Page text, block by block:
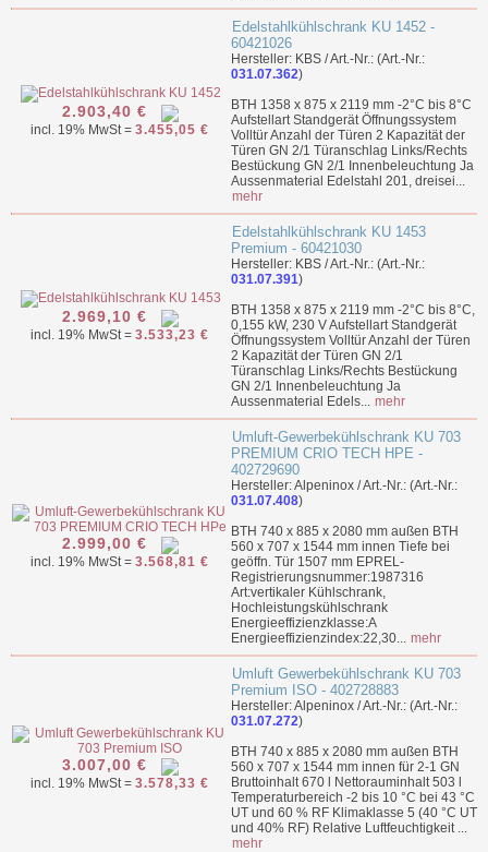
2.903,40 €
incl. 19% MwSt = 3.455,05 €
Edelstahlkühlschrank KU 1452 -
60421026
Hersteller: KBS / Art.-Nr.: (Art.-Nr.:
031.07.362)
BTH 1358 x 875 x 2119 mm -2°C bis 8°C
Aufstellart Standgerät Öffnungssystem
Volltür Anzahl der Türen 2 Kapazität der
Türen GN 2/1 Türanschlag Links/Rechts
Bestückung GN 2/1 Innenbeleuchtung Ja
Aussenmaterial Edelstahl 201, dreisei...
mehr
2.969,10 €
incl. 19% MwSt = 3.533,23 €
Edelstahlkühlschrank KU 1453
Premium - 60421030
Hersteller: KBS / Art.-Nr.: (Art.-Nr.:
031.07.391)
BTH 1358 x 875 x 2119 mm -2°C bis 8°C,
0,155 kW, 230 V Aufstellart Standgerät
Öffnungssystem Volltür Anzahl der Türen
2 Kapazität der Türen GN 2/1
Türanschlag Links/Rechts Bestückung
GN 2/1 Innenbeleuchtung Ja
Aussenmaterial Edels... mehr
2.999,00 €
incl. 19% MwSt = 3.568,81 €
Umluft-Gewerbekühlschrank KU 703
PREMIUM CRIO TECH HPE -
402729690
Hersteller: Alpeninox / Art.-Nr.: (Art.-Nr.:
031.07.408)
BTH 740 x 885 x 2080 mm außen BTH
560 x 707 x 1544 mm innen Tiefe bei
geöffn. Tür 1507 mm EPREL-
Registrierungsnummer:1987316
Art:vertikaler Kühlschrank,
Hochleistungskühlschrank
Energieeffizienzklasse:A
Energieeffizienzindex:22,30... mehr
3.007,00 €
incl. 19% MwSt = 3.578,33 €
Umluft Gewerbekühlschrank KU 703
Premium ISO - 402728883
Hersteller: Alpeninox / Art.-Nr.: (Art.-Nr.:
031.07.272)
BTH 740 x 885 x 2080 mm außen BTH
560 x 707 x 1544 mm innen für 2-1 GN
Bruttoinhalt 670 l Nettorauminhalt 503 l
Temperaturbereich -2 bis 10 °C bei 43 °C
UT und 60 % RF Klimaklasse 5 (40 °C UT
und 40% RF) Relative Luftfeuchtigkeit ...
mehr